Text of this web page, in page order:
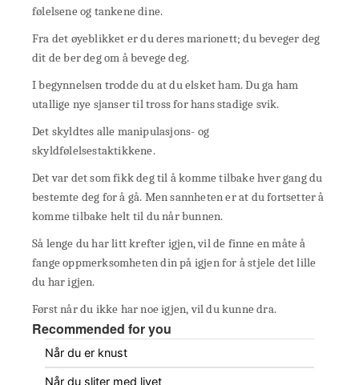
følelsene og tankene dine.
Fra det øyeblikket er du deres marionett; du beveger deg
dit de ber deg om å bevege deg.
I begynnelsen trodde du at du elsket ham. Du ga ham
utallige nye sjanser til tross for hans stadige svik.
Det skyldtes alle manipulasjons- og
skyldfølelsestaktikkene.
Det var det som fikk deg til å komme tilbake hver gang du
bestemte deg for å gå. Men sannheten er at du fortsetter å
komme tilbake helt til du når bunnen.
Så lenge du har litt krefter igjen, vil de finne en måte å
fange oppmerksomheten din på igjen for å stjele det lille
du har igjen.
Først når du ikke har noe igjen, vil du kunne dra.
Recommended for you
Når du er knust
Når du sliter med livet